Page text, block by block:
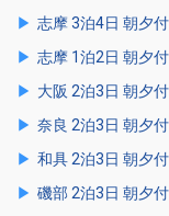
志摩 3泊4日 朝夕
志摩 1泊2日 朝夕
大阪 2泊3日 朝夕
奈良 2泊3日 朝夕
和具 2泊3日 朝夕
磯部 2泊3日 朝夕